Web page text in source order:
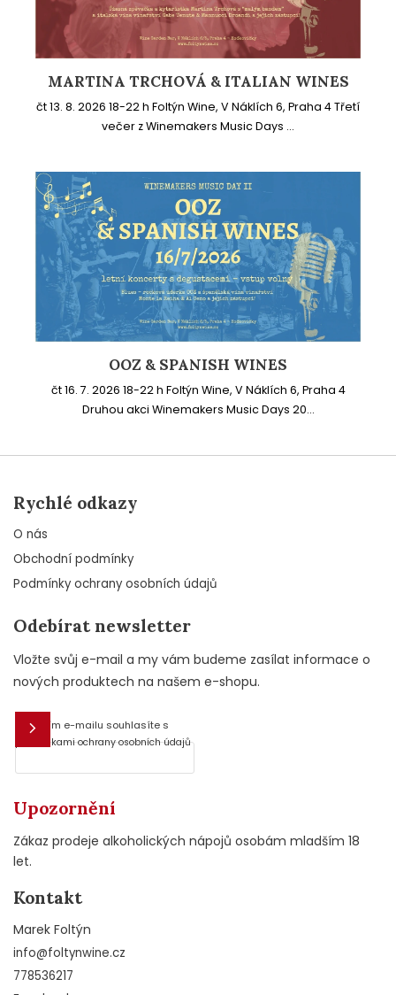
MARTINA TRCHOVÁ & ITALIAN WINES
čt 13. 8. 2026 18-22 h Foltýn Wine, V Náklích 6, Praha 4 Třetí
večer z Winemakers Music Days ...
OOZ & SPANISH WINES
čt 16. 7. 2026 18-22 h Foltýn Wine, V Náklích 6, Praha 4
Druhou akci Winemakers Music Days 20...
Rychlé odkazy
O nás
Obchodní podmínky
Podmínky ochrany osobních údajů
Odebírat newsletter
Vložte svůj e-mail a my vám budeme zasílat informace o
nových produktech na našem e-shopu.
E-mail
Vložením e-mailu souhlasíte s
podmínkami ochrany osobních údajů
Upozornění
Zákaz prodeje alkoholických nápojů osobám mladším 18
let.
Kontakt
Marek Foltýn
info@foltynwine.cz
778536217